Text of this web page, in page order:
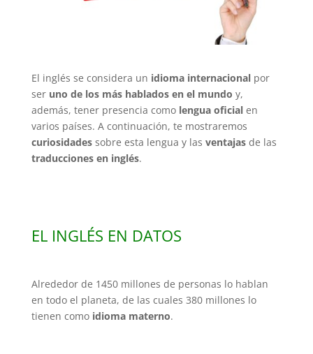
El inglés se considera un idioma internacionalpor
ser uno de los más hablados en el mundo y,
además, tener presencia comolengua oficialen
varios países. A continuación, te mostraremos
curiosidadessobre esta lengua y las ventajasde las
traducciones en inglés.
EL INGLÉS EN DATOS
Alrededor de 1450 millones de personas lo hablan
en todo el planeta, de las cuales 380 millones lo
tienen comoidioma materno.